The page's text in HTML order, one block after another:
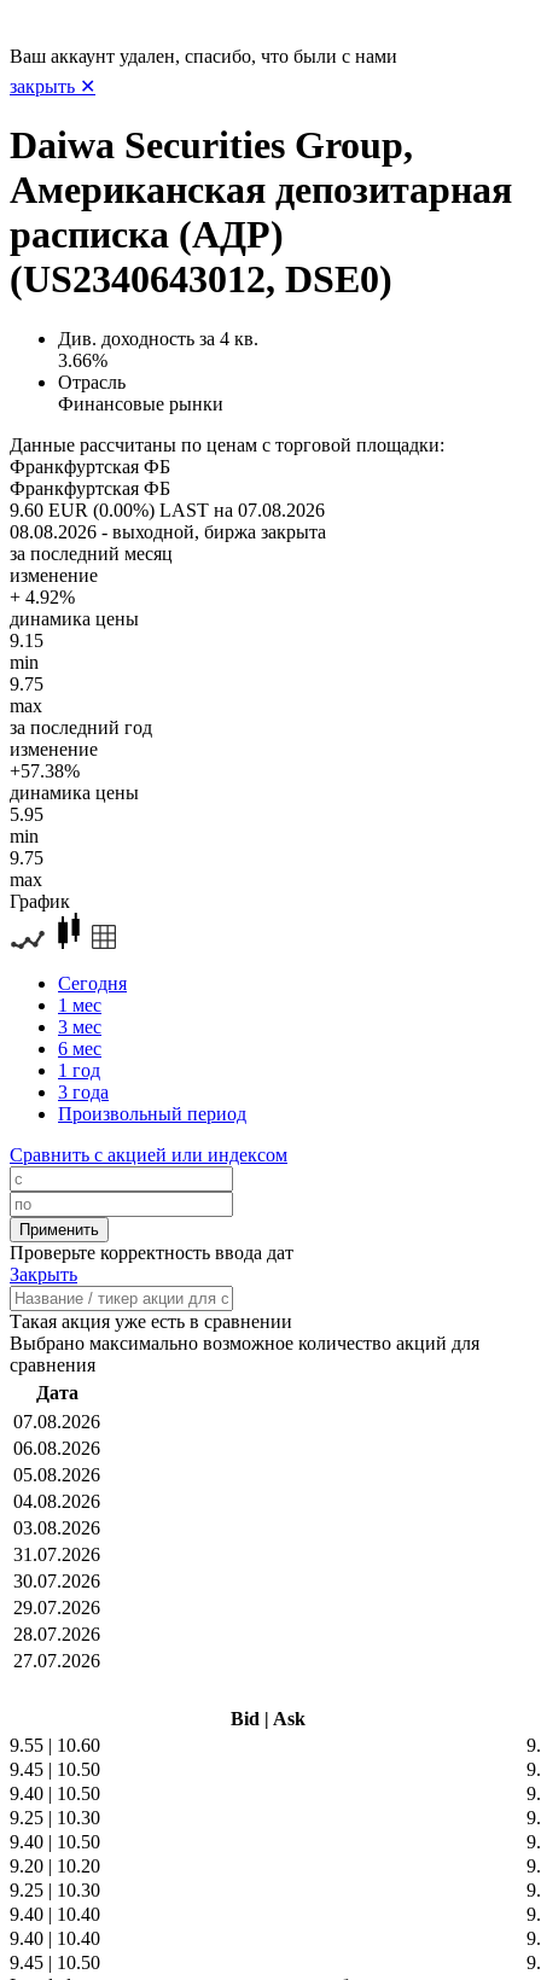
Ваш аккаунт удален, спасибо, что были с нами
закрыть ✕
Daiwa Securities Group,
Американская депозитарная
расписка (АДР)
(US2340643012, DSE0)
Див. доходность за 4 кв.
3.66%
Отрасль
Финансовые рынки
Данные рассчитаны по ценам с торговой площадки:
Франкфуртская ФБ
Франкфуртская ФБ
9.60 EUR (0.00%) LAST на 07.08.2026
08.08.2026 - выходной, биржа закрыта
за последний месяц
изменение
+ 4.92%
динамика цены
9.15
min
9.75
max
за последний год
изменение
+57.38%
динамика цены
5.95
min
9.75
max
График
Сегодня
1 мес
3 мес
6 мес
1 год
3 года
Произвольный период
Сравнить с акцией или индексом
Проверьте корректность ввода дат
Закрыть
Такая акция уже есть в сравнении
Выбрано максимально возможное количество акций для
сравнения
Дата
07.08.2026
06.08.2026
05.08.2026
04.08.2026
03.08.2026
31.07.2026
30.07.2026
29.07.2026
28.07.2026
27.07.2026
Bid | Ask
9.55 | 10.60
9.45 | 10.50
9.40 | 10.50
9.25 | 10.30
9.40 | 10.50
9.20 | 10.20
9.25 | 10.30
9.40 | 10.40
9.40 | 10.40
9.45 | 10.50